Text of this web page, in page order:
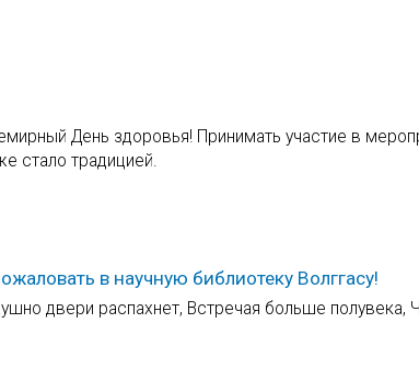
День здоровья! Принимать участие в
стало традицией.
в научную библиотеку Волггасу!
двери распахнет, Встречая больше полувека,